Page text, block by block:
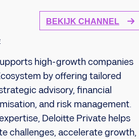
BEKIJK CHANNEL
high-growth companies
by offering tailored
advisory, financial
and risk management.
Deloitte Private helps
challenges, accelerate growth,